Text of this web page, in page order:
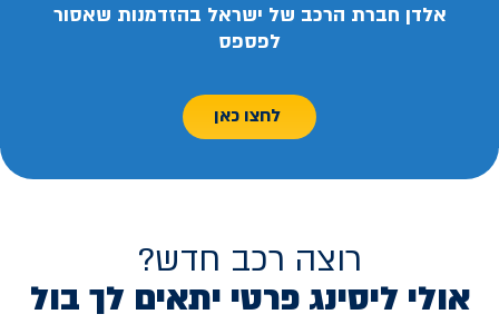
אלדן חברת הרכב של ישראל בהזדמנות שאסור
לפספס
לחצו כאן
רוצה רכב חדש?
אולי ליסינג פרטי יתאים לך בול